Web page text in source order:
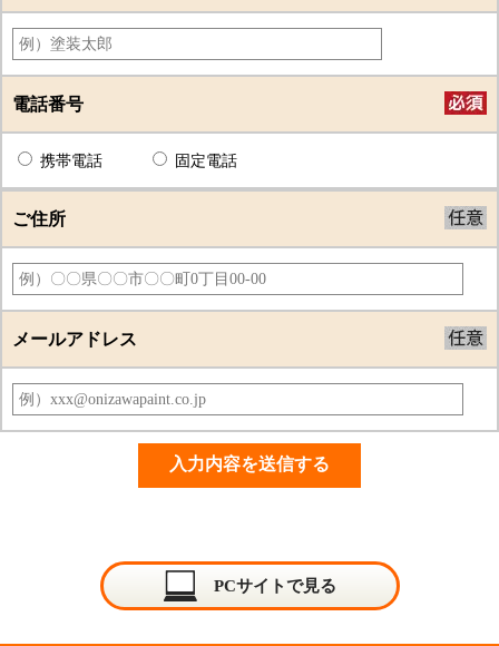
電話番号
携帯電話 固定電話
ご住所
メールアドレス
PCサイトで見る